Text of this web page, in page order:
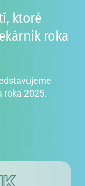
ktoré
roka
roka 2025.